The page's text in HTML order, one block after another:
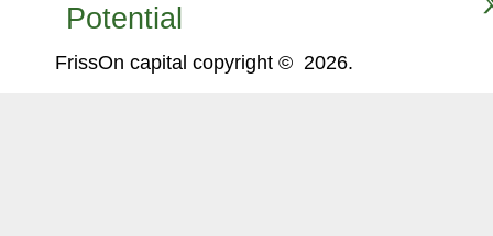
Potential
FrissOn capital copyright © 2026.